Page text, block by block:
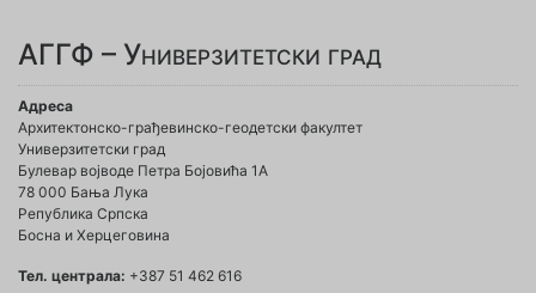
АГГФ – Универзитетски град
Адреса
Архитектонско-грађевинско-геодетски факултет
Универзитетски град
Булевар војводе Петра Бојовића 1A
78 000 Бања Лука
Република Српска
Босна и Херцеговина
Тел. централа: +387 51 462 616